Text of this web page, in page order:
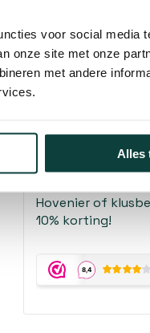
voor social media
onze site met onze
met andere
Alles
Kunnen we je
Mail ons
Hovenier of
10% korting!